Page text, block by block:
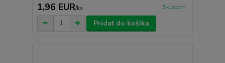
1,96 EUR/ks Skladom
Pridať do košíka